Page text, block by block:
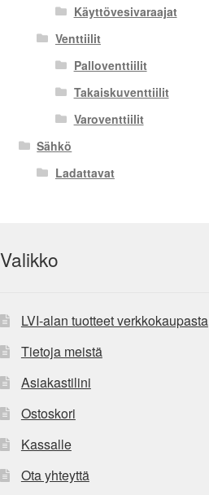
Käyttövesivaraajat
Venttiilit
Palloventtiilit
Takaiskuventtiilit
Varoventtiilit
Sähkö
Ladattavat
Valikko
LVI-alan tuotteet verkkokaupasta
Tietoja meistä
Asiakastilini
Ostoskori
Kassalle
Ota yhteyttä